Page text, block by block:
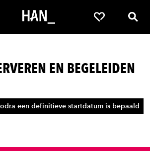
openen Favorieten
EN BEGELEIDEN
een definitieve startdatum is bepaald